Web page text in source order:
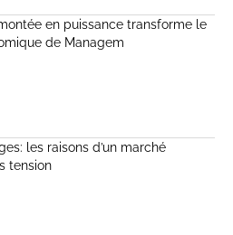
en puissance transforme le
de Managem
les raisons d’un marché
tension